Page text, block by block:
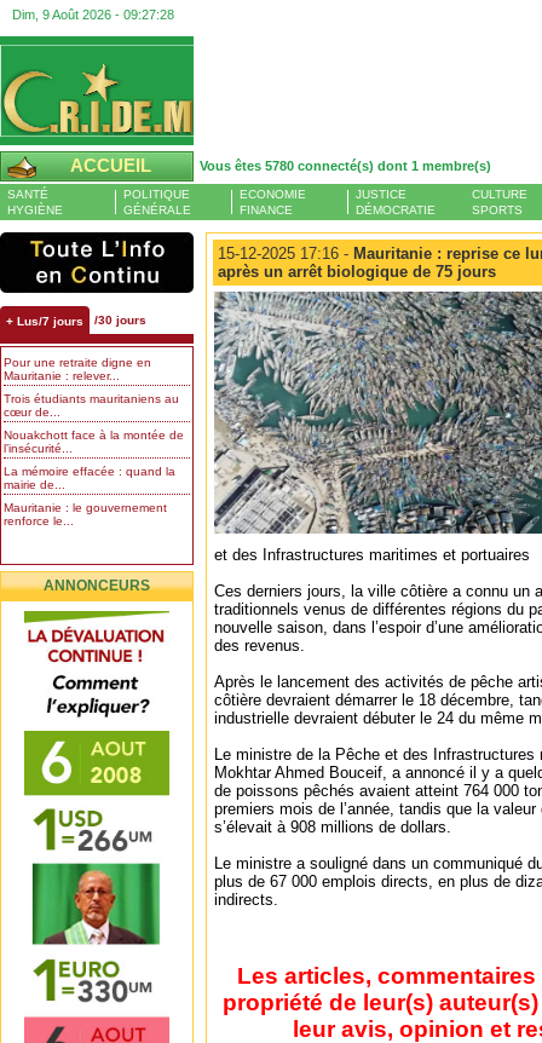
Dim, 9 Août 2026 - 09:27:29
ACCUEIL Vous êtes 5780 connecté(s) dont 1 membre(s)
SANTÉ
HYGIÈNE
POLITIQUE
GÉNÉRALE
ECONOMIE
FINANCE
JUSTICE
DÉMOCRATIE
CULTURE
SPORTS
+ Lus/7 jours /30 jours
Pour une retraite digne en
Mauritanie : relever...
Trois étudiants mauritaniens au
cœur de...
Nouakchott face à la montée de
l’insécurité...
La mémoire effacée : quand la
mairie de...
Mauritanie : le gouvernement
renforce le...
ANNONCEURS
15-12-2025 17:16 - Mauritanie : reprise ce
après un arrêt biologique de 75 jours
et des Infrastructures maritimes et portuaires
Ces derniers jours, la ville côtière a connu un
traditionnels venus de différentes régions du
nouvelle saison, dans l’espoir d’une
des revenus.
Après le lancement des activités de pêche
côtière devraient démarrer le 18 décembre,
industrielle devraient débuter le 24 du même
Le ministre de la Pêche et des
Mokhtar Ahmed Bouceif, a annoncé il y a
de poissons pêchés avaient atteint 764 000
premiers mois de l’année, tandis que la
s’élevait à 908 millions de dollars.
Le ministre a souligné dans un communiqué
plus de 67 000 emplois directs, en plus de
indirects.
Les articles,
propriété de leur(s)
leur avis, opinion et